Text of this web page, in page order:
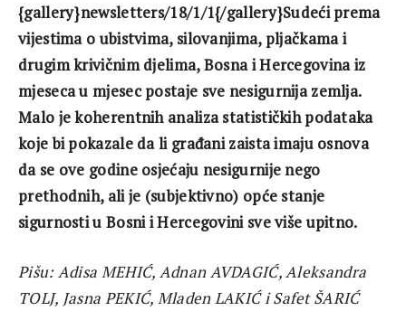
{gallery}newsletters/18/1/1{/gallery}Sudeći prema
vijestima o ubistvima, silovanjima, pljačkama i
drugim krivičnim djelima, Bosna i Hercegovina iz
mjeseca u mjesec postaje sve nesigurnija zemlja.
Malo je koherentnih analiza statističkih podataka
koje bi pokazale da li građani zaista imaju osnova
da se ove godine osjećaju nesigurnije nego
prethodnih, ali je (subjektivno) opće stanje
sigurnosti u Bosni i Hercegovini sve više upitno.
Pišu: Adisa MEHIĆ, Adnan AVDAGIĆ, Aleksandra
TOLJ, Jasna PEKIĆ, Mladen LAKIĆ i Safet ŠARIĆ